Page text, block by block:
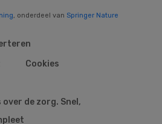
, onderdeel van Springer Nature
Cookies
de zorg. Snel,